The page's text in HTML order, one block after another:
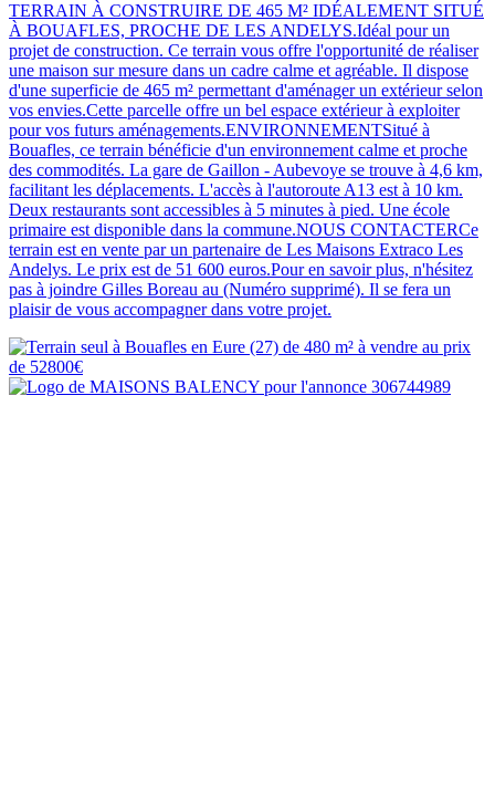
TERRAIN À CONSTRUIRE DE 465 M² IDÉALEMENT SITUÉ
À BOUAFLES, PROCHE DE LES ANDELYS.Idéal pour un
projet de construction. Ce terrain vous offre l'opportunité de réaliser
une maison sur mesure dans un cadre calme et agréable. Il dispose
d'une superficie de 465 m² permettant d'aménager un extérieur selon
vos envies.Cette parcelle offre un bel espace extérieur à exploiter
pour vos futurs aménagements.ENVIRONNEMENTSitué à
Bouafles, ce terrain bénéficie d'un environnement calme et proche
des commodités. La gare de Gaillon - Aubevoye se trouve à 4,6 km,
facilitant les déplacements. L'accès à l'autoroute A13 est à 10 km.
Deux restaurants sont accessibles à 5 minutes à pied. Une école
primaire est disponible dans la commune.NOUS CONTACTERCe
terrain est en vente par un partenaire de Les Maisons Extraco Les
Andelys. Le prix est de 51 600 euros.Pour en savoir plus, n'hésitez
pas à joindre Gilles Boreau au (Numéro supprimé). Il se fera un
plaisir de vous accompagner dans votre projet.